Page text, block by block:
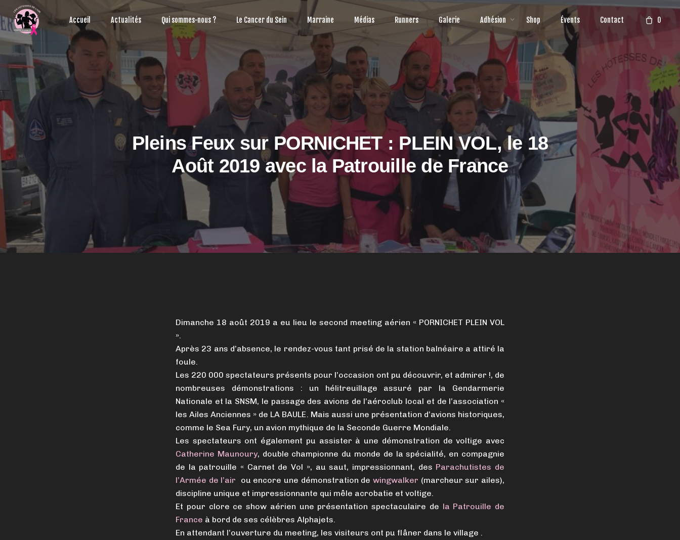
Aller
au
contenu
Accueil Actualités Qui sommes-nous ? Le Cancer du Sein Marraine Médias Runners Galerie Adhésion Shop Évents Contact 0
Pleins Feux sur PORNICHET : PLEIN VOL, le 18
Août 2019 avec la Patrouille de France
Dimanche 18 août 2019 a eu lieu le second meeting aérien « PORNICHET PLEIN VOL
».
Après 23 ans d’absence, le rendez-vous tant prisé de la station balnéaire a attiré la
foule.
Les 220 000 spectateurs présents pour l’occasion ont pu découvrir, et admirer !, de
nombreuses démonstrations : un hélitreuillage assuré par la Gendarmerie
Nationale et la SNSM, le passage des avions de l’aéroclub local et de l’association «
les Ailes Anciennes » de LA BAULE. Mais aussi une présentation d’avions historiques,
comme le Sea Fury, un avion mythique de la Seconde Guerre Mondiale.
Les spectateurs ont également pu assister à une démonstration de voltige avec
Catherine Maunoury, double championne du monde de la spécialité, en compagnie
de la patrouille « Carnet de Vol », au saut, impressionnant, des Parachutistes de
l’Armée de l’air
ou encore une démonstration de wingwalker (marcheur sur ailes),
discipline unique et impressionnante qui mêle acrobatie et voltige.
Et pour clore ce show aérien une présentation spectaculaire de la Patrouille de
France à bord de ses célèbres Alphajets.
En attendant l’ouverture du meeting, les visiteurs ont pu flâner dans le village .